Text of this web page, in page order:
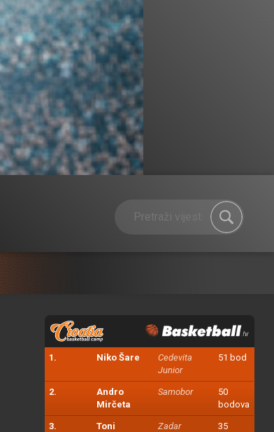
1. Niko Šare
Cedevita
Junior
51 bod
2.
Andro
Mirčeta
Samobor
50
bodova
3.
Toni
Zadar
35